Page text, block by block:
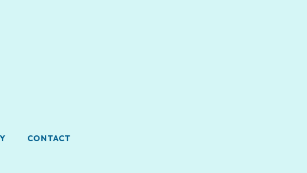
CONTACT